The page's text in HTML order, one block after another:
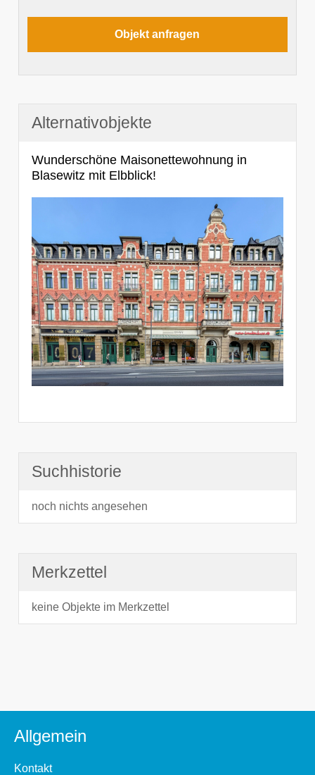
Alternativobjekte
Wunderschöne Maisonettewohnung in
Blasewitz mit Elbblick!
Suchhistorie
noch nichts angesehen
Merkzettel
keine Objekte im Merkzettel
Allgemein
Kontakt